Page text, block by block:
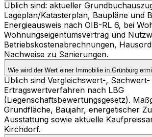
Üblich sind: aktueller
Lageplan/Katasterplan, Baupläne und
Energieausweis nach OIB-RL 6, bei
Wohnungseigentumsvertrag und
Betriebskostenabrechnungen,
Nachweise zu Sanierungen.
Wie wird der Wert einer Immobilie in Grünburg
Üblich sind Vergleichswert-,
Ertragswertverfahren nach LBG
(Liegenschaftsbewertungsgesetz).
Grundfläche, Baujahr, energetischer
Ausstattung sowie aktuelle
Kirchdorf.